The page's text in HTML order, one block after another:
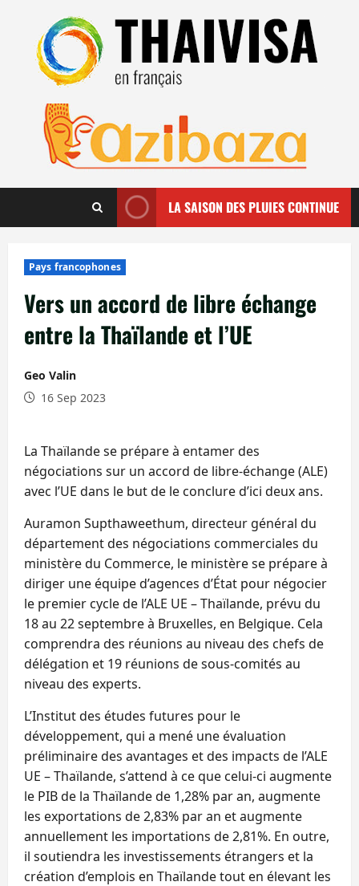
contenu
LA SAISON DES PLUIES CONTINUE
Pays francophones
Vers un accord de libre échange
entre la Thaïlande et l’UE
Geo Valin
16 Sep 2023
La Thaïlande se prépare à entamer des
négociations sur un accord de libre-échange (ALE)
avec l’UE dans le but de le conclure d’ici deux ans.
Auramon Supthaweethum, directeur général du
département des négociations commerciales du
ministère du Commerce, le ministère se prépare à
diriger une équipe d’agences d’État pour négocier
le premier cycle de l’ALE UE – Thaïlande, prévu du
18 au 22 septembre à Bruxelles, en Belgique. Cela
comprendra des réunions au niveau des chefs de
délégation et 19 réunions de sous-comités au
niveau des experts.
L’Institut des études futures pour le
développement, qui a mené une évaluation
préliminaire des avantages et des impacts de l’ALE
UE – Thaïlande, s’attend à ce que celui-ci augmente
le PIB de la Thaïlande de 1,28% par an, augmente
les exportations de 2,83% par an et augmente
annuellement les importations de 2,81%. En outre,
il soutiendra les investissements étrangers et la
création d’emplois en Thaïlande tout en élevant les